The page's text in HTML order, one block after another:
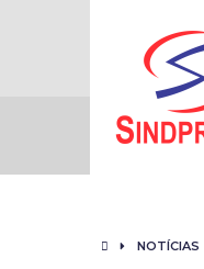
NOTÍCIAS